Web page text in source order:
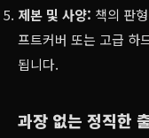
제본 및 사양: 책의 판
프트커버 또는 고급 하
됩니다.
과장 없는 정직한